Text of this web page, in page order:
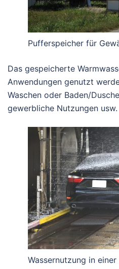
Pufferspeicher für
Das gespeicherte
Anwendungen genutzt
Waschen oder Baden/
gewerbliche Nutzungen usw.
Wassernutzung in